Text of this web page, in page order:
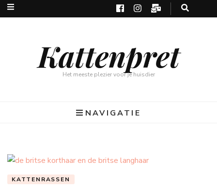
Kattenpret
Het meeste plezier voor je huisdier
NAVIGATIE
KATTENRASSEN